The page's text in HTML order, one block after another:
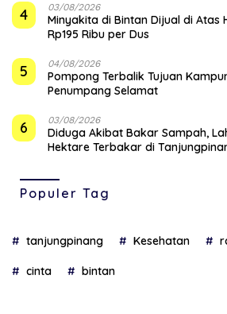
4 03/08/2026
Minyakita di Bintan Dijual di Atas
Rp195 Ribu per Dus
5 04/08/2026
Pompong Terbalik Tujuan
Penumpang Selamat
6 03/08/2026
Diduga Akibat Bakar Sampah,
Hektare Terbakar di
Populer Tag
tanjungpinang Kesehatan
cinta bintan